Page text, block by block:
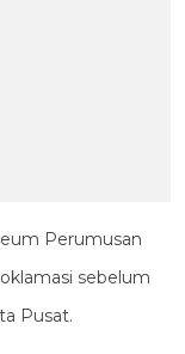
Perumusan
sebelum
Pusat.